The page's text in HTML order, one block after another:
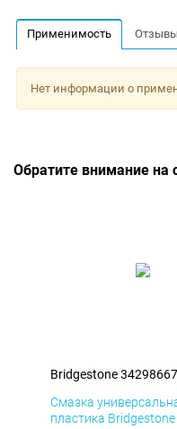
Применимость Отзывы
Нет информации о
Обратите внимание на
Bridgestone
Смазка
пластика